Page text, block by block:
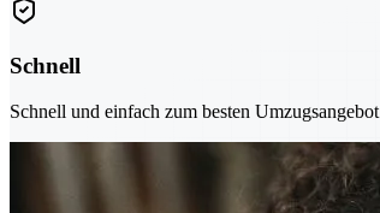
Schnell
Schnell und einfach zum besten Umzugsangebot